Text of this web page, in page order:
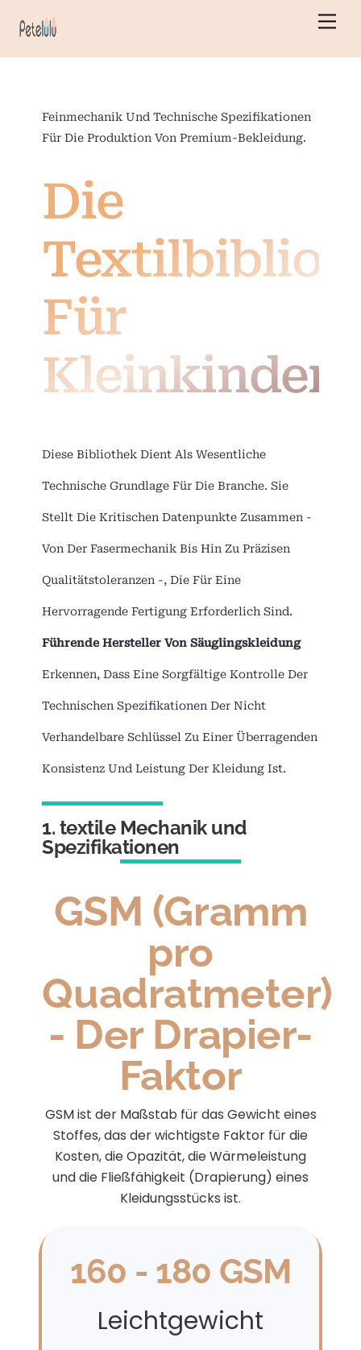
Inhalt
Feinmechanik Und Technische Spezifikationen
Für Die Produktion Von Premium-Bekleidung.
Die
Für
Kleinkinder
Diese Bibliothek Dient Als Wesentliche
Technische Grundlage Für Die Branche. Sie
Stellt Die Kritischen Datenpunkte Zusammen -
Von Der Fasermechanik Bis Hin Zu Präzisen
Qualitätstoleranzen -, Die Für Eine
Hervorragende Fertigung Erforderlich Sind.
Führende Hersteller Von Säuglingskleidung
Erkennen, Dass Eine Sorgfältige Kontrolle Der
Technischen Spezifikationen Der Nicht
Verhandelbare Schlüssel Zu Einer Überragenden
Konsistenz Und Leistung Der Kleidung Ist.
1. textile Mechanik und
Spezifikationen
GSM (Gramm
pro
Quadratmeter)
- Der Drapier-
Faktor
GSM ist der Maßstab für das Gewicht eines
Stoffes, das der wichtigste Faktor für die
Kosten, die Opazität, die Wärmeleistung
und die Fließfähigkeit (Drapierung) eines
Kleidungsstücks ist.
160 - 180 GSM
Leichtgewicht